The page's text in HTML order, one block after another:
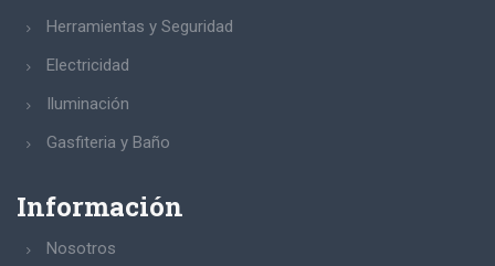
Herramientas y Seguridad
Electricidad
Iluminación
Gasfiteria y Baño
Información
Nosotros